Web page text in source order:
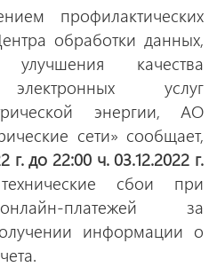
профилактических
обработки данных,
качества
электронных услуг
энергии, АО
сети» сообщает,
г. до 22:00 ч. 03.12.2022 г.
сбои при
платежей за
информации о